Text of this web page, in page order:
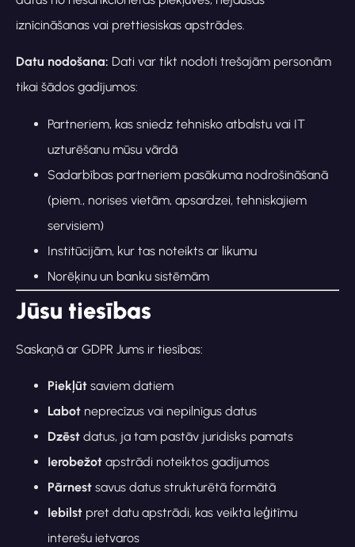
iznīcināšanas vai prettiesiskas apstrādes.
Datu nodošana: Dati var tikt nodoti trešajām personām
tikai šādos gadījumos:
Partneriem, kas sniedz tehnisko atbalstu vai IT
uzturēšanu mūsu vārdā
Sadarbības partneriem pasākuma nodrošināšanā
(piem., norises vietām, apsardzei, tehniskajiem
servisiem)
Institūcijām, kur tas noteikts ar likumu
Norēķinu un banku sistēmām
Jūsu tiesības
Saskaņā ar GDPR Jums ir tiesības:
Piekļūt saviem datiem
Labot neprecīzus vai nepilnīgus datus
Dzēst datus, ja tam pastāv juridisks pamats
Ierobežot apstrādi noteiktos gadījumos
Pārnest savus datus strukturētā formātā
Iebilst pret datu apstrādi, kas veikta leģitīmu
interešu ietvaros